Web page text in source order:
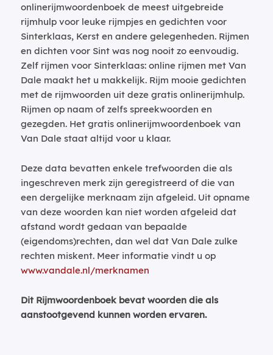
onlinerijmwoordenboek de meest uitgebreide
rijmhulp voor leuke rijmpjes en gedichten voor
Sinterklaas, Kerst en andere gelegenheden. Rijmen
en dichten voor Sint was nog nooit zo eenvoudig.
Zelf rijmen voor Sinterklaas: online rijmen met Van
Dale maakt het u makkelijk. Rijm mooie gedichten
met de rijmwoorden uit deze gratis onlinerijmhulp.
Rijmen op naam of zelfs spreekwoorden en
gezegden. Het gratis onlinerijmwoordenboek van
Van Dale staat altijd voor u klaar.
Deze data bevatten enkele trefwoorden die als
ingeschreven merk zijn geregistreerd of die van
een dergelijke merknaam zijn afgeleid. Uit opname
van deze woorden kan niet worden afgeleid dat
afstand wordt gedaan van bepaalde
(eigendoms)rechten, dan wel dat Van Dale zulke
rechten miskent. Meer informatie vindt u op
www.vandale.nl/merknamen
Dit Rijmwoordenboek bevat woorden die als
aanstootgevend kunnen worden ervaren.